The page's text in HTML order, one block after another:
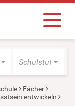
Schulstufe
Fächer
entwickeln